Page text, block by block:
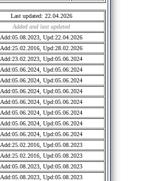
Last updated: 22.04.2026
Added and last updated
Add:05.08.2023, Upd:22.04.2026
Add:25.02.2016, Upd:28.02.2026
Add:23.02.2023, Upd:05.06.2024
Add:05.06.2024, Upd:05.06.2024
Add:05.06.2024, Upd:05.06.2024
Add:05.06.2024, Upd:05.06.2024
Add:05.06.2024, Upd:05.06.2024
Add:05.06.2024, Upd:05.06.2024
Add:05.06.2024, Upd:05.06.2024
Add:05.06.2024, Upd:05.06.2024
Add:25.02.2016, Upd:05.08.2023
Add:25.02.2016, Upd:05.08.2023
Add:05.08.2023, Upd:05.08.2023
Add:05.08.2023, Upd:05.08.2023